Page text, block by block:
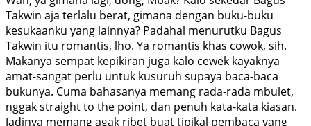
Takwin aja terlalu berat, gimana dengan buku-buku
kesukaanku yang lainnya? Padahal menurutku Bagus
Takwin itu romantis, lho. Ya romantis khas cowok, sih.
Makanya sempat kepikiran juga kalo cewek kayaknya
amat-sangat perlu untuk kusuruh supaya baca-baca
bukunya. Cuma bahasanya memang rada-rada mbulet,
nggak straight to the point, dan penuh kata-kata kiasan.
Jadinya memang agak ribet buat tipikal pembaca yang